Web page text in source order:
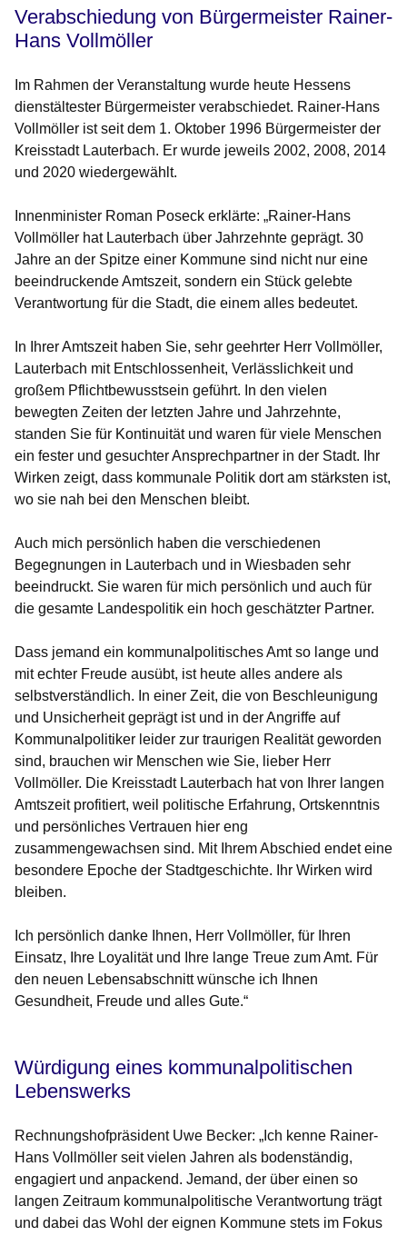
Verabschiedung von Bürgermeister Rainer-
Hans Vollmöller
Im Rahmen der Veranstaltung wurde heute Hessens
dienstältester Bürgermeister verabschiedet. Rainer-Hans
Vollmöller ist seit dem 1. Oktober 1996 Bürgermeister der
Kreisstadt Lauterbach. Er wurde jeweils 2002, 2008, 2014
und 2020 wiedergewählt.
Innenminister Roman Poseck erklärte: „Rainer-Hans
Vollmöller hat Lauterbach über Jahrzehnte geprägt. 30
Jahre an der Spitze einer Kommune sind nicht nur eine
beeindruckende Amtszeit, sondern ein Stück gelebte
Verantwortung für die Stadt, die einem alles bedeutet.
In Ihrer Amtszeit haben Sie, sehr geehrter Herr Vollmöller,
Lauterbach mit Entschlossenheit, Verlässlichkeit und
großem Pflichtbewusstsein geführt. In den vielen
bewegten Zeiten der letzten Jahre und Jahrzehnte,
standen Sie für Kontinuität und waren für viele Menschen
ein fester und gesuchter Ansprechpartner in der Stadt. Ihr
Wirken zeigt, dass kommunale Politik dort am stärksten ist,
wo sie nah bei den Menschen bleibt.
Auch mich persönlich haben die verschiedenen
Begegnungen in Lauterbach und in Wiesbaden sehr
beeindruckt. Sie waren für mich persönlich und auch für
die gesamte Landespolitik ein hoch geschätzter Partner.
Dass jemand ein kommunalpolitisches Amt so lange und
mit echter Freude ausübt, ist heute alles andere als
selbstverständlich. In einer Zeit, die von Beschleunigung
und Unsicherheit geprägt ist und in der Angriffe auf
Kommunalpolitiker leider zur traurigen Realität geworden
sind, brauchen wir Menschen wie Sie, lieber Herr
Vollmöller. Die Kreisstadt Lauterbach hat von Ihrer langen
Amtszeit profitiert, weil politische Erfahrung, Ortskenntnis
und persönliches Vertrauen hier eng
zusammengewachsen sind. Mit Ihrem Abschied endet eine
besondere Epoche der Stadtgeschichte. Ihr Wirken wird
bleiben.
Ich persönlich danke Ihnen, Herr Vollmöller, für Ihren
Einsatz, Ihre Loyalität und Ihre lange Treue zum Amt. Für
den neuen Lebensabschnitt wünsche ich Ihnen
Gesundheit, Freude und alles Gute.“
Würdigung eines kommunalpolitischen
Lebenswerks
Rechnungshofpräsident Uwe Becker: „Ich kenne Rainer-
Hans Vollmöller seit vielen Jahren als bodenständig,
engagiert und anpackend. Jemand, der über einen so
langen Zeitraum kommunalpolitische Verantwortung trägt
und dabei das Wohl der eignen Kommune stets im Fokus